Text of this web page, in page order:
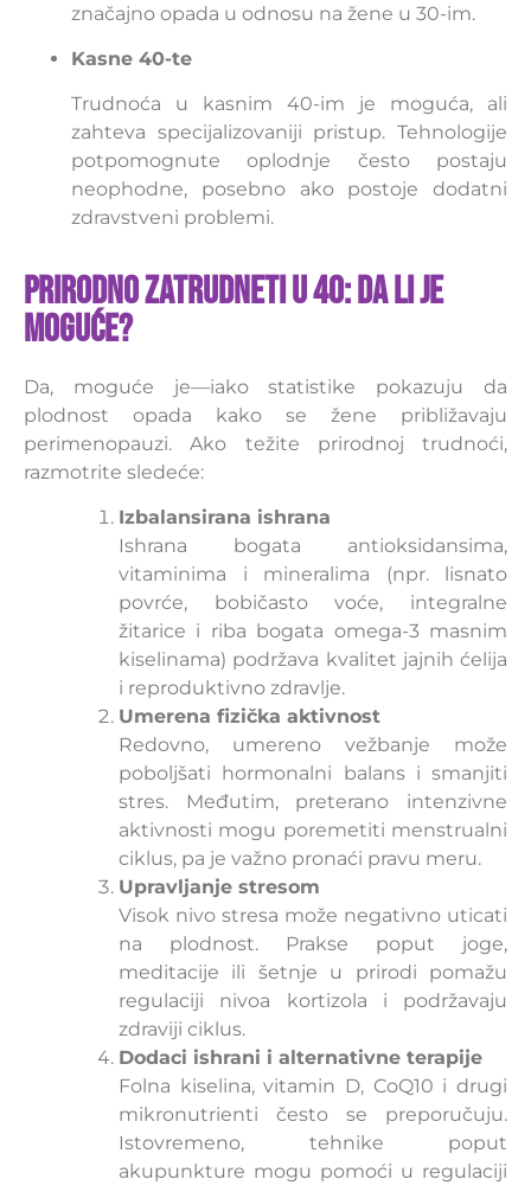
značajno opada u odnosu na žene u 30-im.
Kasne 40-te
Trudnoća u kasnim 40-im je moguća, ali
zahteva specijalizovaniji pristup. Tehnologije
potpomognute oplodnje često postaju
neophodne, posebno ako postoje dodatni
zdravstveni problemi.
Prirodno zatrudneti u 40: Da li je
moguće?
Da, moguće je—iako statistike pokazuju da
plodnost opada kako se žene približavaju
perimenopauzi. Ako težite prirodnoj trudnoći,
razmotrite sledeće:
Izbalansirana ishrana
Ishrana bogata antioksidansima,
vitaminima i mineralima (npr. lisnato
povrće, bobičasto voće, integralne
žitarice i riba bogata omega-3 masnim
kiselinama) podržava kvalitet jajnih ćelija
i reproduktivno zdravlje.
Umerena fizička aktivnost
Redovno, umereno vežbanje može
poboljšati hormonalni balans i smanjiti
stres. Međutim, preterano intenzivne
aktivnosti mogu poremetiti menstrualni
ciklus, pa je važno pronaći pravu meru.
Upravljanje stresom
Visok nivo stresa može negativno uticati
na plodnost. Prakse poput joge,
meditacije ili šetnje u prirodi pomažu
regulaciji nivoa kortizola i podržavaju
zdraviji ciklus.
Dodaci ishrani i alternativne terapije
Folna kiselina, vitamin D, CoQ10 i drugi
mikronutrienti često se preporučuju.
Istovremeno, tehnike poput
akupunkture mogu pomoći u regulaciji